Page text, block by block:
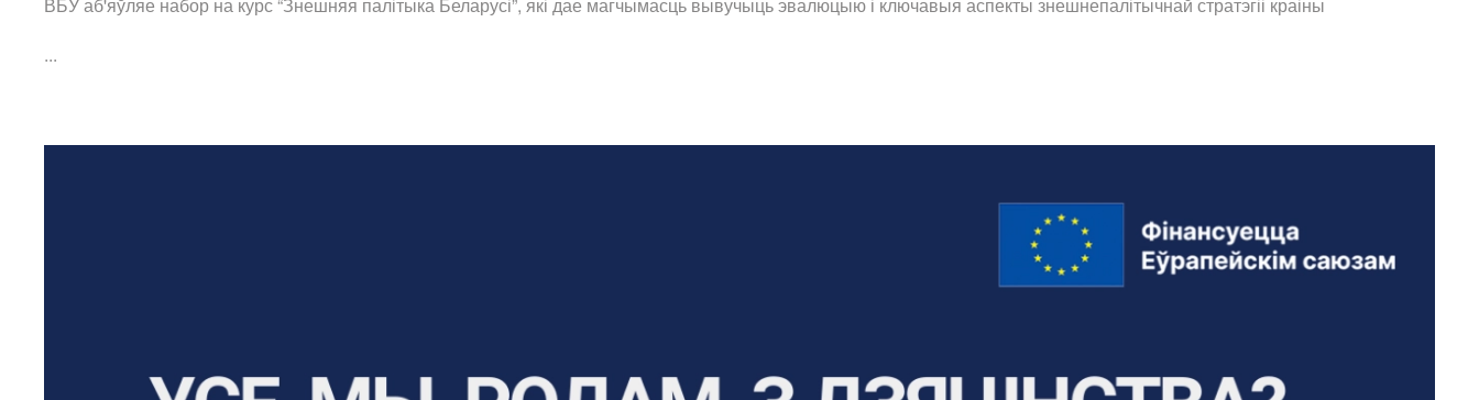
ВБУ аб'яўляе набор на курс “Знешняя палітыка Беларусі”, які дае магчымасць вывучыць эвалюцыю і ключавыя аспекты знешнепалітычнай стратэгіі краіны
...